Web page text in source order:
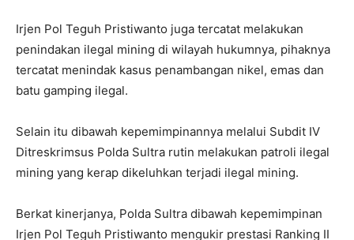
Irjen Pol Teguh Pristiwanto juga tercatat melakukan
penindakan ilegal mining di wilayah hukumnya, pihaknya
tercatat menindak kasus penambangan nikel, emas dan
batu gamping ilegal.
Selain itu dibawah kepemimpinannya melalui Subdit IV
Ditreskrimsus Polda Sultra rutin melakukan patroli ilegal
mining yang kerap dikeluhkan terjadi ilegal mining.
Berkat kinerjanya, Polda Sultra dibawah kepemimpinan
Irjen Pol Teguh Pristiwanto mengukir prestasi Ranking II